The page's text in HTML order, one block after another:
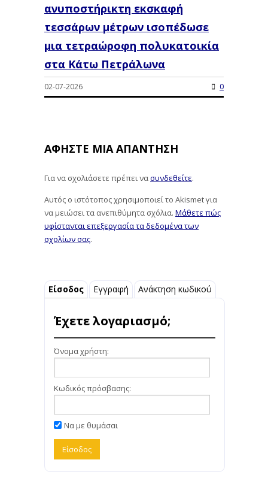
ανυποστήρικτη εκσκαφή
τεσσάρων μέτρων ισοπέδωσε
μια τετραώροφη πολυκατοικία
στα Κάτω Πετράλωνα
02-07-2026 0
ΑΦΉΣΤΕ ΜΙΑ ΑΠΆΝΤΗΣΗ
Για να σχολιάσετε πρέπει νασυνδεθείτε
Αυτός ο ιστότοπος χρησιμοποιεί το Akismet για
να μειώσει τα ανεπιθύμητα σχόλια. Μάθετε πώς
υφίστανται επεξεργασία τα δεδομένα των
σχολίων σας.
Είσοδος Εγγραφή Ανάκτηση κωδικού
Έχετε λογαριασμό;
Όνομα χρήστη:
Κωδικός πρόσβασης:
Να με θυμάσαι